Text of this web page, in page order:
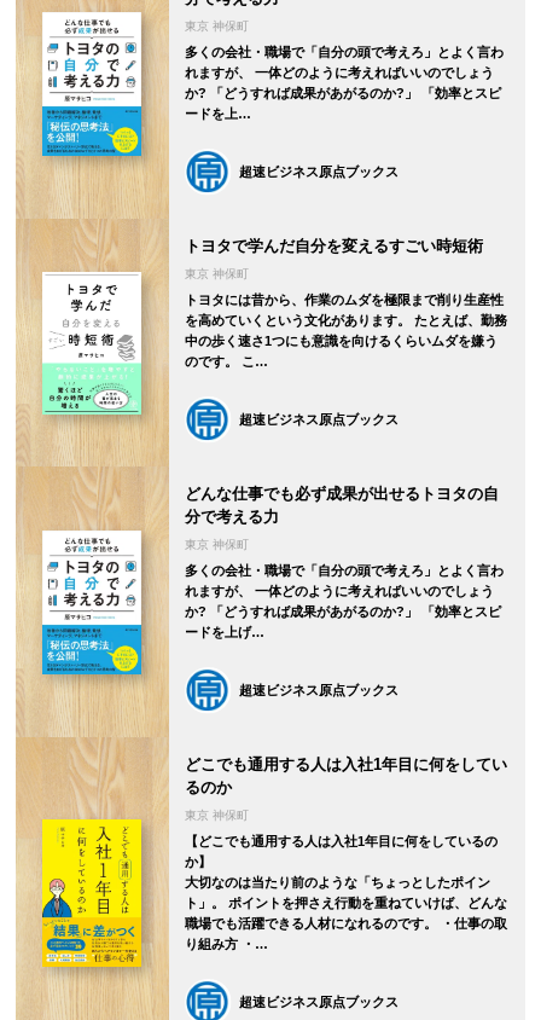
東京 神保町
多くの会社・職場で「自分の頭で考えろ」とよく言わ
れますが、 一体どのように考えればいいのでしょう
か? 「どうすれば成果があがるのか?」 「効率とスピ
ードを上…
超速ビジネス原点ブックス
トヨタで学んだ自分を変えるすごい時短術
東京 神保町
トヨタには昔から、作業のムダを極限まで削り生産性
を高めていくという文化があります。 たとえば、勤務
中の歩く速さ1つにも意識を向けるくらいムダを嫌う
のです。 こ…
超速ビジネス原点ブックス
どんな仕事でも必ず成果が出せるトヨタの自
分で考える力
東京 神保町
多くの会社・職場で「自分の頭で考えろ」とよく言わ
れますが、 一体どのように考えればいいのでしょう
か? 「どうすれば成果があがるのか?」 「効率とスピ
ードを上げ…
超速ビジネス原点ブックス
どこでも通用する人は入社1年目に何をしてい
るのか
東京 神保町
【どこでも通用する人は入社1年目に何をしているの
か】
大切なのは当たり前のような「ちょっとしたポイン
ト」。 ポイントを押さえ行動を重ねていけば、どんな
職場でも活躍できる人材になれるのです。 ・仕事の取
り組み方 ・…
超速ビジネス原点ブックス